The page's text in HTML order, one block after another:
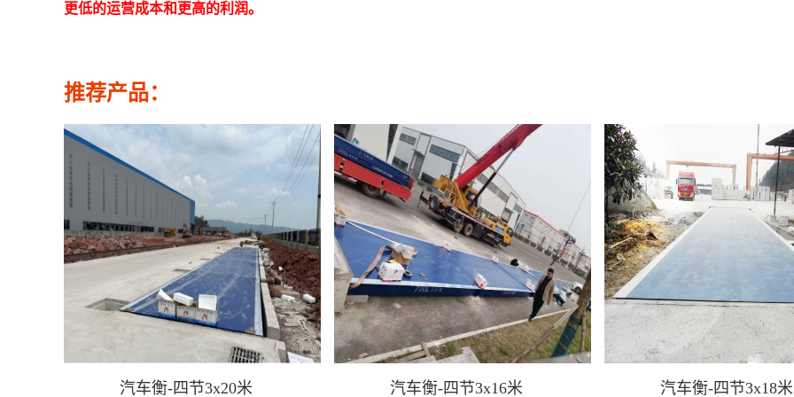
更低的运营成本和更高的利润。
推荐产品：
汽车衡-四节3x20米 汽车衡-四节3x16米 汽车衡-四节3x18米